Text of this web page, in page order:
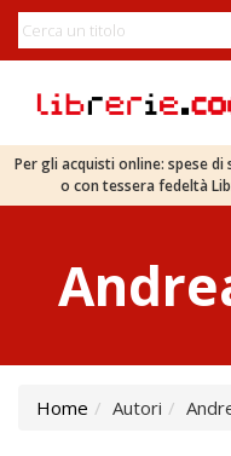
Per gli acquisti online: spese
o con tessera fedeltà
Home Autori